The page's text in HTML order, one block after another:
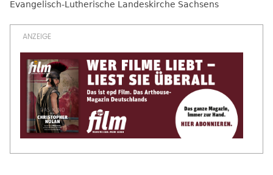
Evangelisch-Lutherische Landeskirche Sachsens